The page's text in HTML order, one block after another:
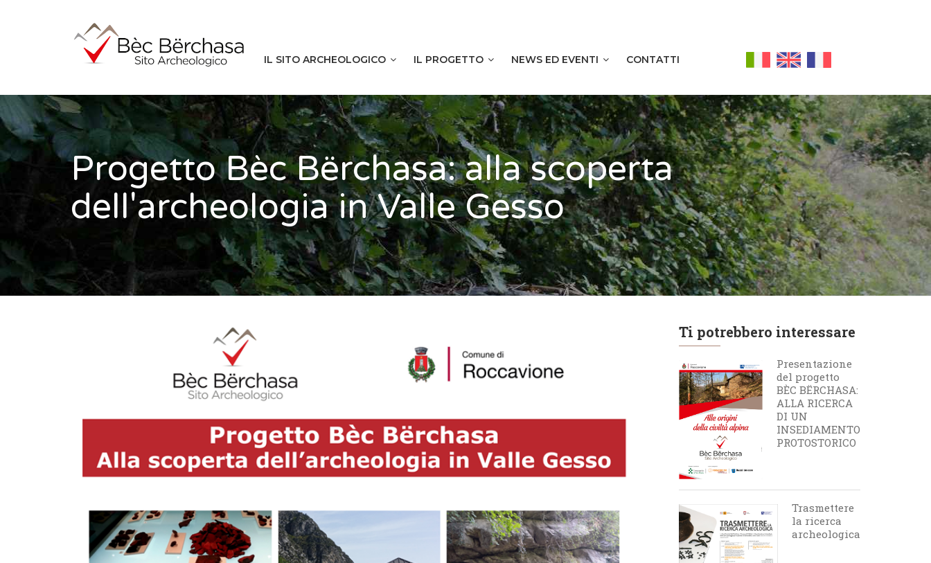
IL SITO ARCHEOLOGICO IL PROGETTO NEWS ED EVENTI CONTATTI
Progetto Bèc Bërchasa: alla scoperta
dell'archeologia in Valle Gesso
Ti potrebbero interessare
Presentazione
del progetto
BÈC BËRCHASA:
ALLA RICERCA
DI UN
INSEDIAMENTO
PROTOSTORICO
Trasmettere
la ricerca
archeologica